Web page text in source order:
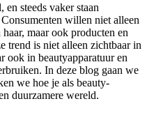
steeds vaker staan
willen niet alleen
maar ook producten en
trend is niet alleen zichtbaar in
ook in beautyapparatuur en
In deze blog gaan we
we hoe je als beauty-
duurzamere wereld.